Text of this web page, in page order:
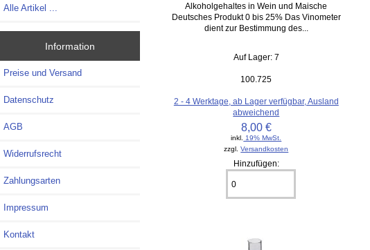
Alle Artikel ...
Information
Preise und Versand
Datenschutz
AGB
Widerrufsrecht
Zahlungsarten
Impressum
Kontakt
Alkoholgehaltes in Wein und Maische
Deutsches Produkt 0 bis 25% Das Vinometer
dient zur Bestimmung des...
Auf Lager: 7
100.725
2 - 4 Werktage, ab Lager verfügbar, Ausland
abweichend
8,00 €
inkl.
19% MwSt.
zzgl.Versandkosten
Hinzufügen: